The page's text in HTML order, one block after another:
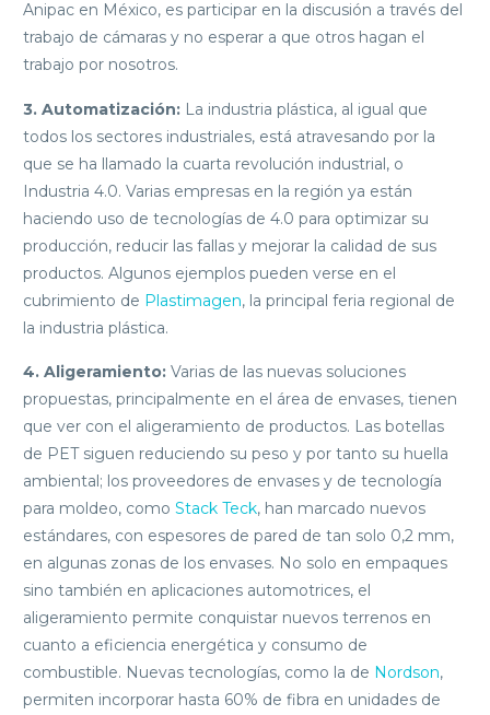
Anipac en México, es participar en la discusión a través del
trabajo de cámaras y no esperar a que otros hagan el
trabajo por nosotros.
3. Automatización: La industria plástica, al igual que
todos los sectores industriales, está atravesando por la
que se ha llamado la cuarta revolución industrial, o
Industria 4.0. Varias empresas en la región ya están
haciendo uso de tecnologías de 4.0 para optimizar su
producción, reducir las fallas y mejorar la calidad de sus
productos. Algunos ejemplos pueden verse en el
cubrimiento de Plastimagen, la principal feria regional de
la industria plástica.
4. Aligeramiento: Varias de las nuevas soluciones
propuestas, principalmente en el área de envases, tienen
que ver con el aligeramiento de productos. Las botellas
de PET siguen reduciendo su peso y por tanto su huella
ambiental; los proveedores de envases y de tecnología
para moldeo, como Stack Teck, han marcado nuevos
estándares, con espesores de pared de tan solo 0,2 mm,
en algunas zonas de los envases. No solo en empaques
sino también en aplicaciones automotrices, el
aligeramiento permite conquistar nuevos terrenos en
cuanto a eficiencia energética y consumo de
combustible. Nuevas tecnologías, como la de Nordson,
permiten incorporar hasta 60% de fibra en unidades de